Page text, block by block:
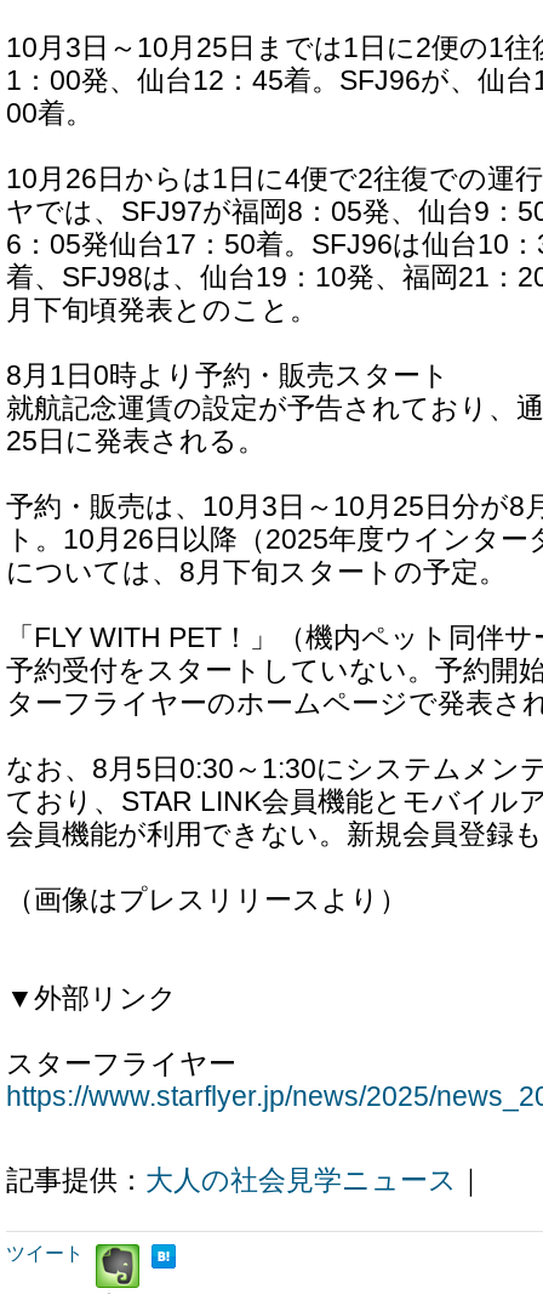
10月3日～10月25日までは1日に2便の1往
1：00発、仙台12：45着。SFJ96が、仙
00着。
10月26日からは1日に4便で2往復での運
ヤでは、SFJ97が福岡8：05発、仙台9：
6：05発仙台17：50着。SFJ96は仙台10
着、SFJ98は、仙台19：10発、福岡21：
月下旬頃発表とのこと。
8月1日0時より予約・販売スタート
就航記念運賃の設定が予告されており、
25日に発表される。
予約・販売は、10月3日～10月25日分が8
ト。10月26日以降（2025年度ウインタ
については、8月下旬スタートの予定。
「FLY WITH PET！」（機内ペット同伴
予約受付をスタートしていない。予約開
ターフライヤーのホームページで発表さ
なお、8月5日0:30～1:30にシステムメン
ており、STAR LINK会員機能とモバイル
会員機能が利用できない。新規会員登録
（画像はプレスリリースより）
▼外部リンク
スターフライヤー
https://www.starflyer.jp/news/2025/
記事提供： 大人の社会見学ニュース
ツイート